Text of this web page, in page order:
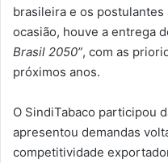
brasileira e os postulantes
ocasião, houve a entrega
Brasil 2050”, com as
próximos anos.
O SindiTabaco participou
apresentou demandas
competitividade